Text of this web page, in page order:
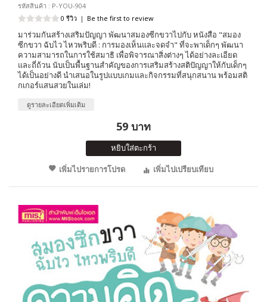
รหัสสินค้า : P-YOU-904
0 รีวิว | Be the first to review
มาร่วมกันสร้างเสริมปัญญา พัฒนาสมองซีกขวาไปกับ หนังสือ "สมอง
ซีกขวา ฉับไว ไหวพริบดี : การมองเห็นและจดจำ" ที่จะพาเด็กๆ พัฒนา
ความสามารถในการใช้สมาธิ เพื่อพิจารณาสิ่งต่างๆ ได้อย่างละเอียด
และถี่ถ้วน นับเป็นพื้นฐานสำคัญของการเสริมสร้างสติปัญญาให้กับเด็กๆ
ได้เป็นอย่างดี นำเสนอในรูปแบบเกมและกิจกรรมที่สนุกสนาน พร้อมสติ
กเกอร์แสนสวยในเล่ม!
ดูรายละเอียดเพิ่มเติม
59 บาท
หยิบใส่ตะกร้า
เพิ่มไปรายการโปรด
เพิ่มไปเปรียบเทียบ